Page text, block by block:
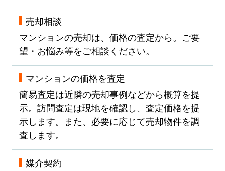
売却相談
マンションの売却は、価格の査定から。ご要
望・お悩み等をご相談ください。
マンションの価格を査定
簡易査定は近隣の売却事例などから概算を提
示。訪問査定は現地を確認し、査定価格を提
示します。また、必要に応じて売却物件を調
査します。
媒介契約